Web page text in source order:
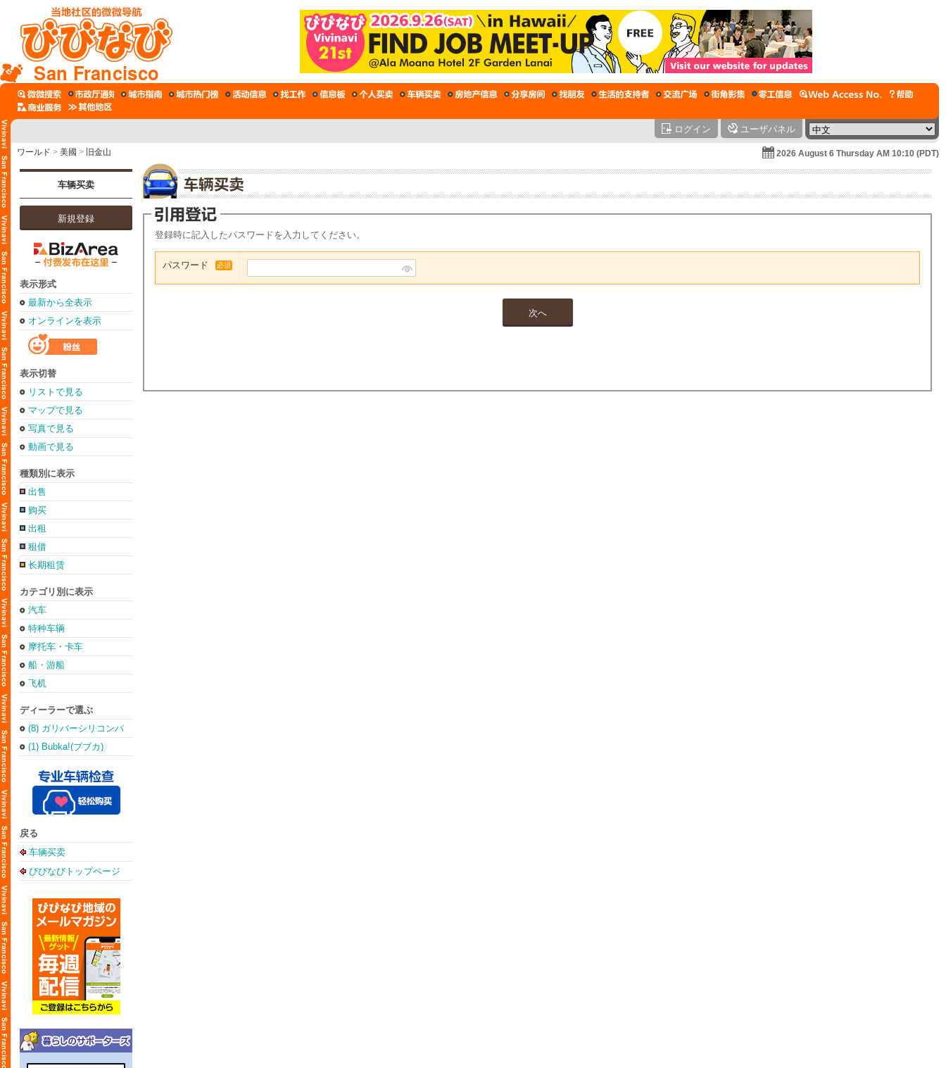
San Francisco
ログイン ユーザパネル
ワールド > 美國 > 旧金山 2026 August 6 Thursday AM 10:10 (PDT)
车辆买卖
新規登録
表示形式
最新から全表示
オンラインを表示
表示切替
リストで見る
マップで見る
写真で見る
動画で見る
種類別に表示
出售
购买
出租
租借
长期租赁
カテゴリ別に表示
汽车
特种车辆
摩托车・卡车
船・游船
飞机
ディーラーで選ぶ
(8) ガリバーシリコンバ
レー店
(1) Bubka!(ブブカ)
戻る
车辆买卖
びびなびトップページ
登録時に記入したパスワードを入力してください。
パスワード 必須